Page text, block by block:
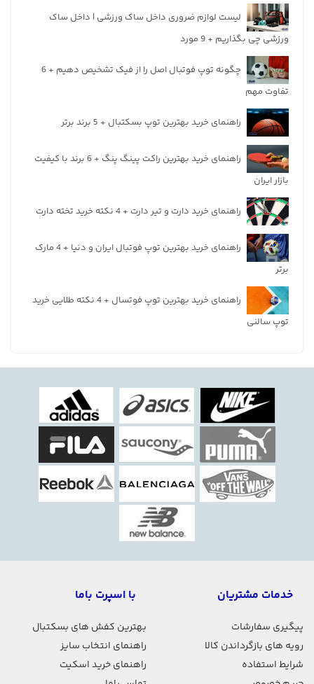
لیست لوازم ضروری داخل ساک ورزشی | داخل ساک
ورزشی چی بگذاریم + 9 مورد
چگونه توپ فوتبال اصل را از فیک تشخیص دهیم + 6
تفاوت مهم
راهنمای خرید بهترین توپ بسکتبال + 5 برند برتر
راهنمای خرید بهترین راکت پینگ پنگ + 6 برند با کیفیت
بازار ایران
راهنمای خرید دارت و تیر دارت + 4 نکته خرید تخته دارت
راهنمای خرید بهترین توپ فوتبال ایران و دنیا + 4 مارک
برتر
راهنمای خرید بهترین توپ فوتسال + 4 نکته طلایی خرید
توپ سالنی
خدمات مشتریان
پیگیری سفارشات
رویه های بازگرداندن کالا
شرایط استفاده
با اسپرت باما
بهترین کفش های بسکتبال
راهنمای انتخاب سایز
راهنمای خرید اسکیت